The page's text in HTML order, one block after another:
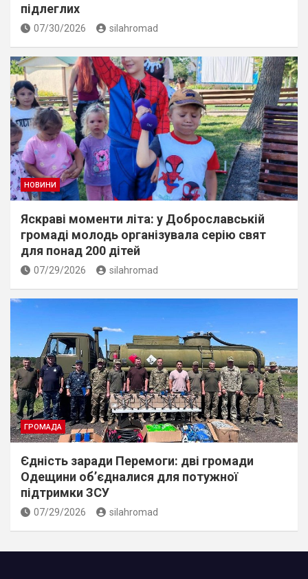
підлеглих
07/30/2026 silahromad
НОВИНИ
Яскраві моменти літа: у Доброславській
громаді молодь організувала серію свят
для понад 200 дітей
07/29/2026 silahromad
ГРОМАДА
Єдність заради Перемоги: дві громади
Одещини об’єдналися для потужної
підтримки ЗСУ
07/29/2026 silahromad